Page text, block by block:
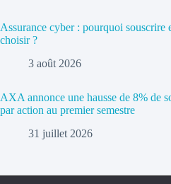
Assurance cyber : pourquoi souscrire
choisir ?
3 août 2026
AXA annonce une hausse de 8% de
par action au premier semestre
31 juillet 2026